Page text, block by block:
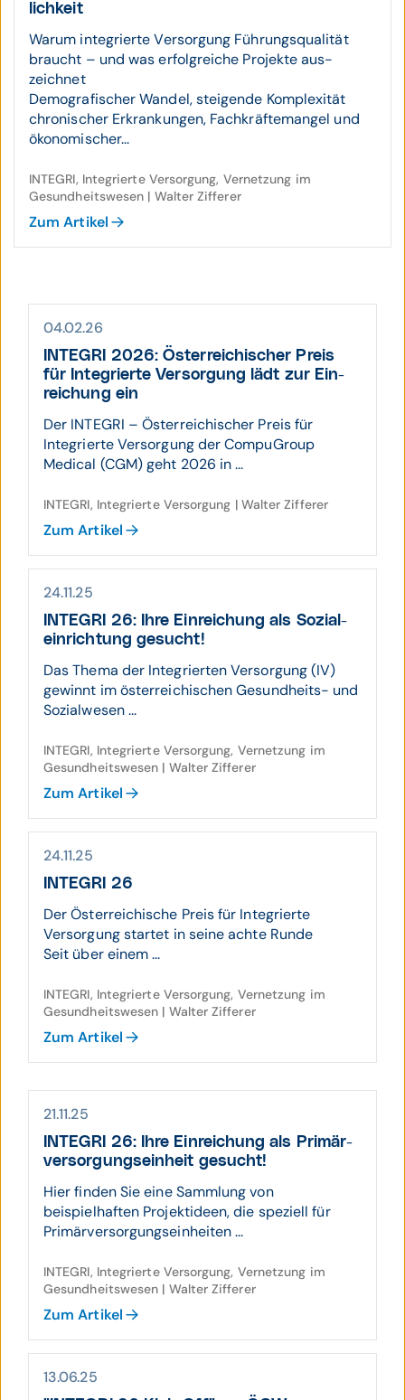
lichkeit
Warum inte­grierte Ver­sorgung Führungs­qualität
braucht – und was erfolg­reiche Pro­jekte aus­
zeichnet
Demografischer Wandel, steigende Komplexität
chronischer Erkrankungen, Fachkräftemangel und
ökonomischer...
INTEGRI, Integrierte Versorgung, Vernetzung im
Gesundheitswesen | Walter Zifferer
Zum Artikel
04.02.26
INTEGRI 2026: Öster­reichi­scher Preis
für Inte­grierte Ver­sorgung lädt zur Ein­
reichung ein
Der INTEGRI – Österreichischer Preis für
Integrierte Versorgung der CompuGroup
Medical (CGM) geht 2026 in ...
INTEGRI, Integrierte Versorgung | Walter Zifferer
Zum Artikel
24.11.25
INTEGRI 26: Ihre Ein­rei­chung als Sozial­
ein­rich­tung gesucht!
Das Thema der Integrierten Versorgung (IV)
gewinnt im österreichischen Gesundheits- und
Sozialwesen ...
INTEGRI, Integrierte Versorgung, Vernetzung im
Gesundheitswesen | Walter Zifferer
Zum Artikel
24.11.25
INTEGRI 26
Der Österreichische Preis für Integrierte
Versorgung startet in seine achte Runde
Seit über einem ...
INTEGRI, Integrierte Versorgung, Vernetzung im
Gesundheitswesen | Walter Zifferer
Zum Artikel
21.11.25
INTEGRI 26: Ihre Ein­rei­chung als Primär­
ver­sorgungs­einheit gesucht!
Hier finden Sie eine Sammlung von
beispielhaften Projektideen, die speziell für
Primärversorgungseinheiten ...
INTEGRI, Integrierte Versorgung, Vernetzung im
Gesundheitswesen | Walter Zifferer
Zum Artikel
13.06.25